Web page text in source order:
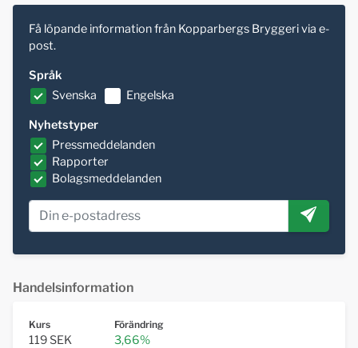
Få löpande information från Kopparbergs Bryggeri via e-
post.
Språk
Svenska
Engelska
Nyhetstyper
Pressmeddelanden
Rapporter
Bolagsmeddelanden
Handelsinformation
Kurs
119 SEK
Förändring
3,66%